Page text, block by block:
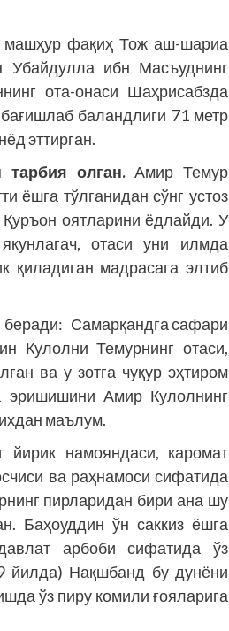
машҳур фақиҳ Тож аш-шариа
Убайдулла ибн Масъуднинг
ота-онаси Шаҳрисабзда
баландлиги 71 метр
эттирган.
тарбия олган.Амир Темур
ёшга тўлганидан сўнг устоз
оятларини ёдлайди. У
отаси уни илмда
қиладиган мадрасага элтиб
беради: Самарқанд­­га сафари
Кулолни Темурнинг отаси,
ва у зотга чуқур эҳтиром
эришишини Амир Кулолнинг
маълум.
намояндаси, каромат
ва раҳнамоси сифатида
пирларидан бири ана шу
Баҳоуддин ўн саккиз ёшга
арбоби сифатида ўз
йилда) Нақшбанд бу дунёни
ўз пиру комили ғояларига